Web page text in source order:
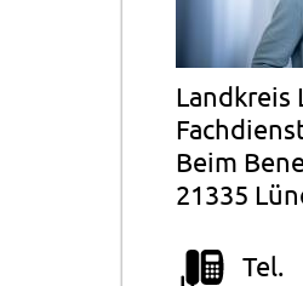
Landkreis
Beim
21335
Tel.